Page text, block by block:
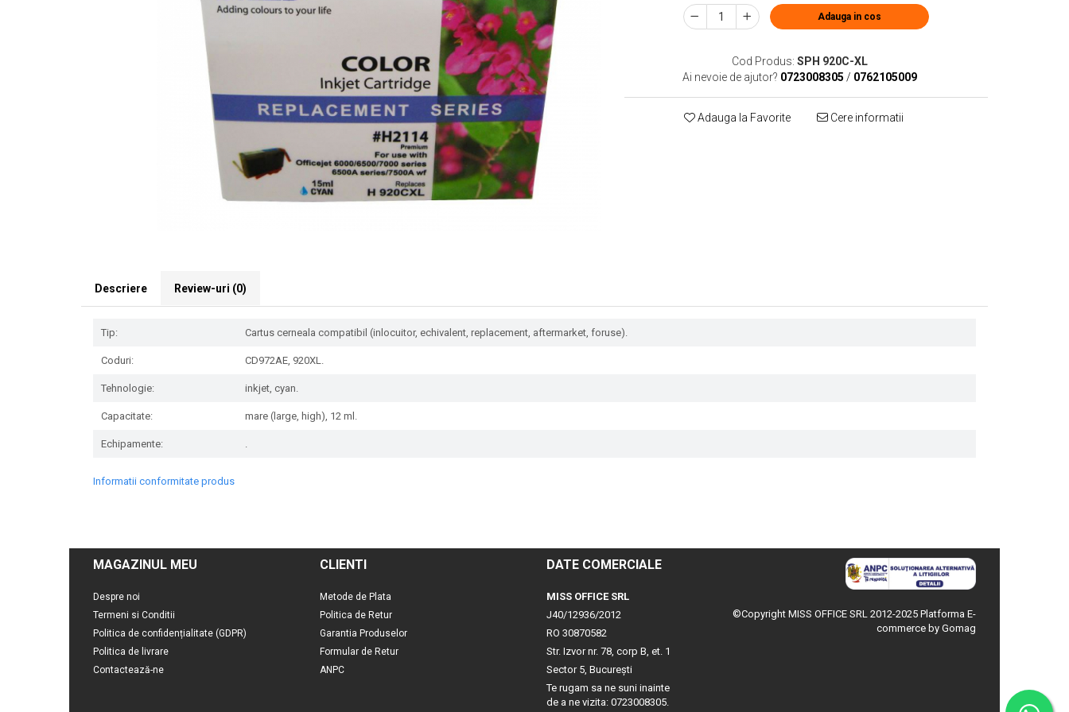
Adauga in cos
Cod Produs: SPH 920C-XL
Ai nevoie de ajutor? 0723008305 / 0762105009
Adauga la Favorite Cere informatii
Descriere Review-uri (0)
Tip: Cartus cerneala compatibil (inlocuitor, echivalent, replacement, aftermarket, foruse).
Coduri: CD972AE, 920XL.
Tehnologie: inkjet, cyan.
Capacitate: mare (large, high), 12 ml.
Echipamente: .
Informatii conformitate produs
MAGAZINUL MEU
Despre noi
Termeni si Conditii
Politica de confidențialitate (GDPR)
Politica de livrare
Contactează-ne
CLIENTI
Metode de Plata
Politica de Retur
Garantia Produselor
Formular de Retur
ANPC
DATE COMERCIALE
MISS OFFICE SRL
J40/12936/2012
RO 30870582
Str. Izvor nr. 78, corp B, et. 1
Sector 5, Bucureşti
Te rugam sa ne suni inainte
de a ne vizita: 0723008305.
©Copyright MISS OFFICE SRL 2012-2025 Platforma E-
commerce by Gomag